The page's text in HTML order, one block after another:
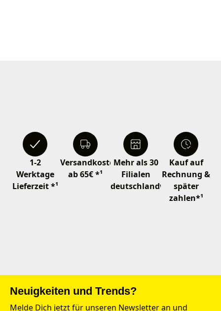
1-2
Werktage
Lieferzeit *¹
Versandkostenfrei
ab 65€ *¹
Mehr als 30
Filialen
deutschlandweit
Kauf auf
Rechnung &
später
zahlen*¹
Neuigkeiten und Trends?
Melde Dich jetzt für unseren Newsletter an und